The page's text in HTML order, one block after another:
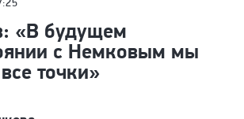
«В будущем
с Немковым мы
точки»